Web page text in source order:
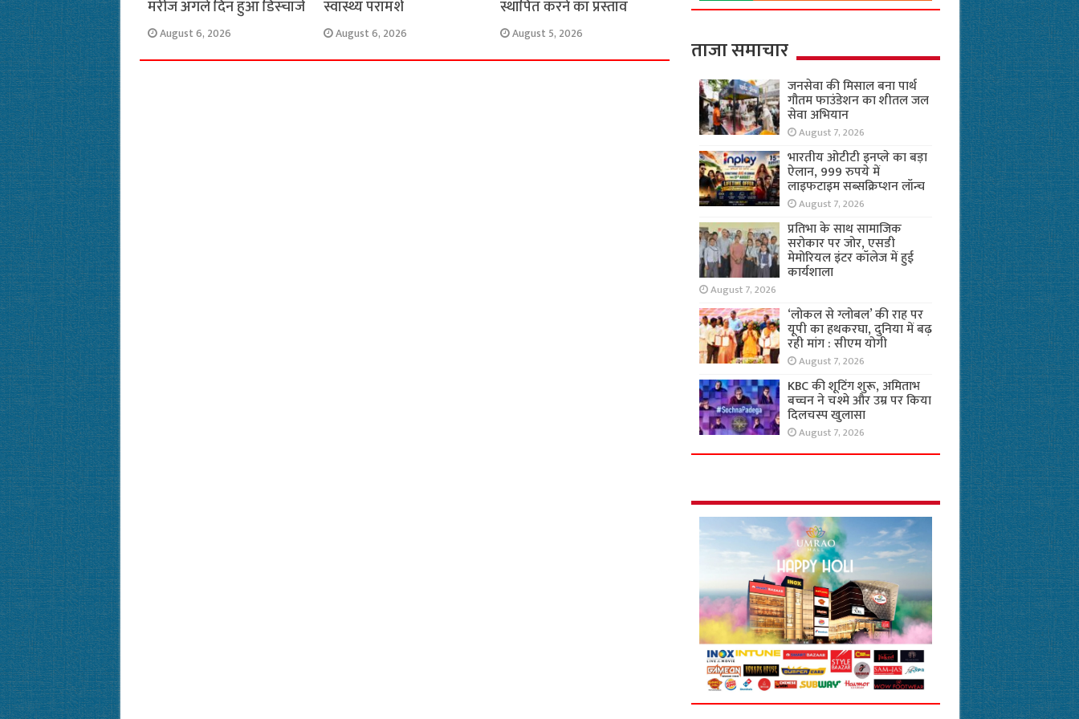
मरीज अगले दिन हुआ डिस्चार्ज
August 6, 2026
स्वास्थ्य परामर्श
August 6, 2026
स्थापित करने का प्रस्ताव
August 5, 2026
ताजा समाचार
जनसेवा की मिसाल बना पार्थ
गौतम फाउंडेशन का शीतल जल
सेवा अभियान
August 7, 2026
भारतीय ओटीटी इनप्ले का बड़ा
ऐलान, 999 रुपये में
लाइफटाइम सब्सक्रिप्शन लॉन्च
August 7, 2026
प्रतिभा के साथ सामाजिक
सरोकार पर जोर, एसडी
मेमोरियल इंटर कॉलेज में हुई
कार्यशाला
August 7, 2026
‘लोकल से ग्लोबल’ की राह पर
यूपी का हथकरघा, दुनिया में बढ़
रही मांग : सीएम योगी
August 7, 2026
KBC की शूटिंग शुरू, अमिताभ
बच्चन ने चश्मे और उम्र पर किया
दिलचस्प खुलासा
August 7, 2026